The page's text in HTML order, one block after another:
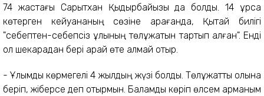
74 жастағы Сарқытхан Қыдырбайқызы да болды. 14 құрсақ
көтерген кейуананың сөзіне қарағанда, Қытай билігі
"себептен-себепсіз ұлының төлқұжатын тартып алған". Енді
ол шекарадан бері қарай өте алмай отыр.
- Ұлымды көрмегелі 4 жылдың жүзі болды. Төлқұжатты қолына
беріп, жіберсе деп отырмын. Баламды көріп өлсем арманым